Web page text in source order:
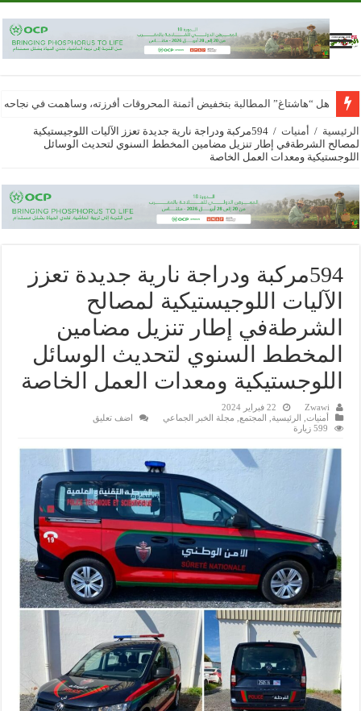
هل “هاشتاغ” المطالبة بتخفيض أثمنة المحروقات أفرزته، وساهمت في
الرئيسية / أمنيات /
594مركبة ودراجة نارية جديدة تعزز الآليات اللوجيستيكية
لمصالح الشرطةفي إطار تنزيل مضامين المخطط السنوي لتحديث الوسائل
اللوجستيكية ومعدات العمل الخاصة
594مركبة ودراجة نارية جديدة تعزز
الآليات اللوجيستيكية لمصالح
الشرطةفي إطار تنزيل مضامين
المخطط السنوي لتحديث الوسائل
اللوجستيكية ومعدات العمل الخاصة
Zwawi
22 فبراير 2024
أمنيات الرئيسية المجتمع مجلة الخبر الجماعي
اضف تعليق
599 زيارة